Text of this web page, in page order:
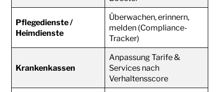
Pflegedienste /
Heimdienste
Überwachen, erinnern,
melden (Compliance-
Tracker)
Krankenkassen
Anpassung Tarife &
Services nach
Verhaltensscore